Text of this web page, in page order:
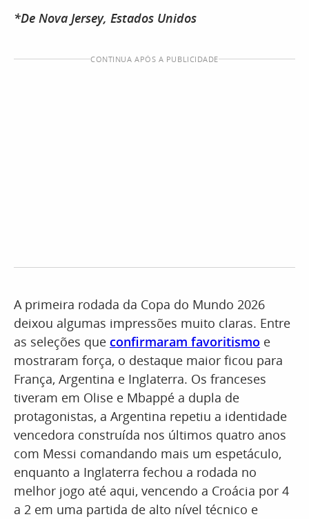
*De Nova Jersey, Estados Unidos
CONTINUA APÓS A PUBLICIDADE
A primeira rodada da Copa do Mundo 2026
deixou algumas impressões muito claras. Entre
as seleções que confirmaram favoritismo e
mostraram força, o destaque maior ficou para
França, Argentina e Inglaterra. Os franceses
tiveram em Olise e Mbappé a dupla de
protagonistas, a Argentina repetiu a identidade
vencedora construída nos últimos quatro anos
com Messi comandando mais um espetáculo,
enquanto a Inglaterra fechou a rodada no
melhor jogo até aqui, vencendo a Croácia por 4
a 2 em uma partida de alto nível técnico e